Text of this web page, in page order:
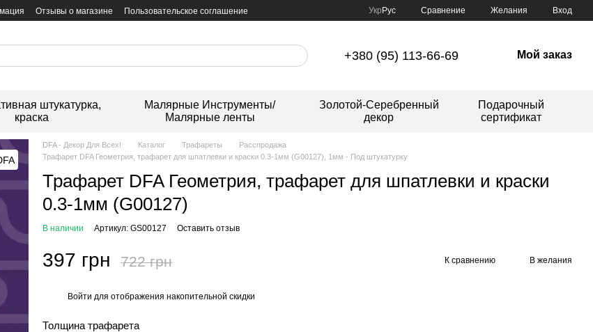
Отзывы о магазине Пользовательское соглашение Укр Рус Сравнение Желания Вход
+380 (95) 113-66-69 Мой заказ
штукатурка,
краска
Малярные Инструменты/
Малярные ленты
Золотой-Серебренный
декор
Подарочный
сертификат
DFA - Декор Для Всех! Каталог Трафареты
Расспродажа
Трафарет DFA Геометрия, трафарет для шпатлевки и краски 0.3-1мм (G00127), 1мм - Под штукатурку
Трафарет DFA Геометрия, трафарет для шпатлевки и краски
0.3-1мм (G00127)
В наличии Артикул: GS00127 Оставить отзыв
397 грн 722 грн К сравнению В желания
Войти для отображения накопительной скидки
Толщина трафарета